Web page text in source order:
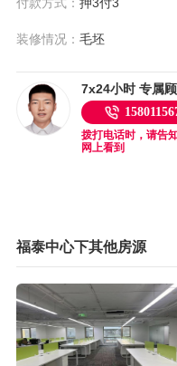
装修情况： 毛坯
7x24小时 专属
拨打电话时，请告
网上看到
福泰中心下其他房源